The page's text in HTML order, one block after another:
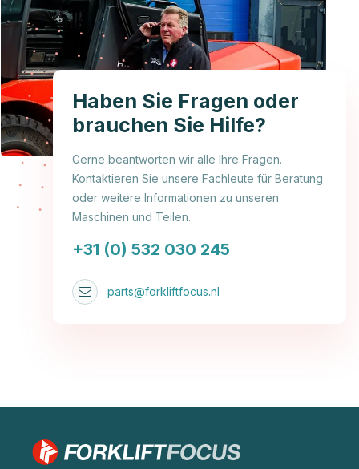
Haben Sie Fragen oder
brauchen Sie Hilfe?
Gerne beantworten wir alle Ihre Fragen.
Kontaktieren Sie unsere Fachleute für Beratung
oder weitere Informationen zu unseren
Maschinen und Teilen.
+31 (0) 532 030 245
parts@forkliftfocus.nl